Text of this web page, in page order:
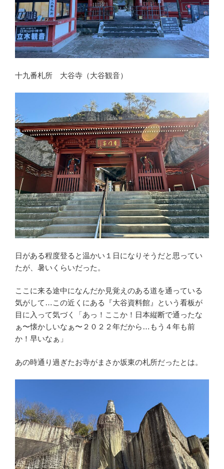
十九番札所 大谷寺（大谷観音）
日がある程度登ると温かい１日になりそうだと思ってい
たが、暑いくらいだった。
ここに来る途中になんだか見覚えのある道を通っている
気がして…この近くにある『大谷資料館』という看板が
目に入って気づく「あっ！ここか！日本縦断で通ったな
ぁ〜懐かしいなぁ〜２０２２年だから…もう４年も前
か！早いなぁ」
あの時通り過ぎたお寺がまさか坂東の札所だったとは。